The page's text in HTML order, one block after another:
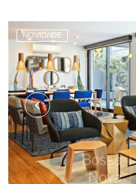
NOVIDADE